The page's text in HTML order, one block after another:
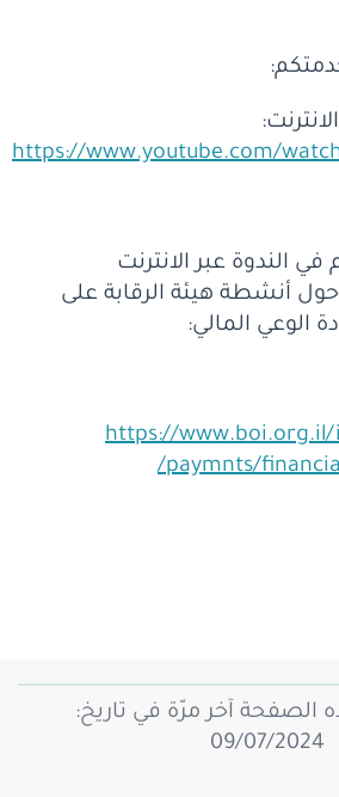
https://www.youtube.com/
الندوة عبر الانترنت
أنشطة هيئة الرقابة على
الوعي المالي:
https://
paymnts/
الصفحة آخر مرّة في تاريخ:
09/07/2024